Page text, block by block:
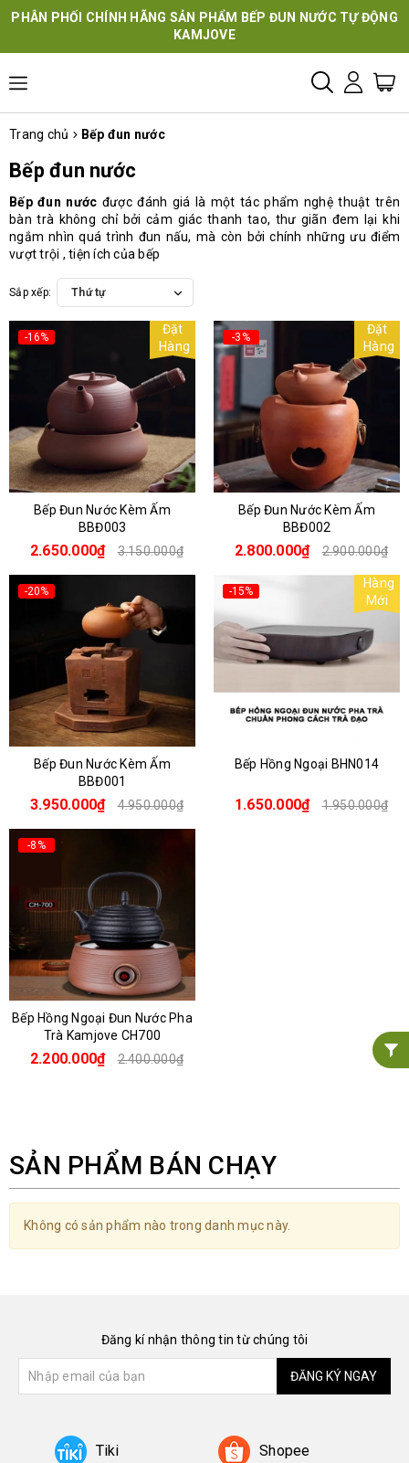
PHÂN PHỐI CHÍNH HÃNG SẢN PHẨM BẾP ĐUN NƯỚC TỰ ĐỘNG
KAMJOVE
Trang chủ Bếp đun nước
Bếp đun nước
Bếp đun nước được đánh giá là một tác phẩm nghệ thuật trên
bàn trà không chỉ bởi cảm giác thanh tao, thư giãn đem lại khi
ngắm nhìn quá trình đun nấu, mà còn bởi chính những ưu điểm
vượt trội , tiện ích của bếp
Sắp xếp: Thứ tự
-16%
Đặt
Hàng
Bếp Đun Nước Kèm Ấm
BBĐ003
2.650.000₫ 3.150.000₫
-3%
Đặt
Hàng
Bếp Đun Nước Kèm Ấm
BBĐ002
2.800.000₫ 2.900.000₫
-20%
Bếp Đun Nước Kèm Ấm
BBĐ001
3.950.000₫ 4.950.000₫
-15%
Hàng
Mới
Bếp Hồng Ngoại BHN014
1.650.000₫ 1.950.000₫
-8%
Bếp Hồng Ngoại Đun Nước Pha
Trà Kamjove CH700
2.200.000₫ 2.400.000₫
SẢN PHẨM BÁN CHẠY
Không có sản phẩm nào trong danh mục này.
Đăng kí nhận thông tin từ chúng tôi
ĐĂNG KÝ NGAY
Tiki Shopee